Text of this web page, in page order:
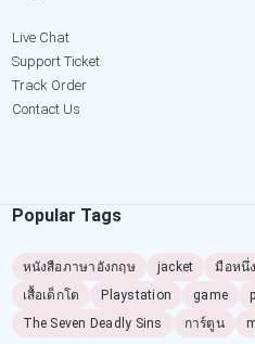
Live Chat
Support Ticket
Track Order
Contact Us
Popular Tags
หนังสือภาษาอังกฤษ jacket มือหนึ่ง
เสื้อเด็กโต
Playstation game
The Seven Deadly Sins
การ์ตูน